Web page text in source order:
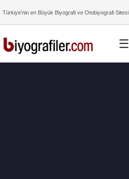
Türkiye’nin en Büyük Biyografi ve Otobiyografi Sitesi
☰